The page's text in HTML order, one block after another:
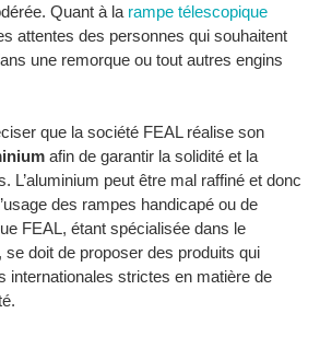
Quant à la rampe télescopique
attentes des personnes qui souhaitent
une remorque ou tout autres engins
que la société FEAL réalise son
afin de garantir la solidité et la
L’aluminium peut être mal raffiné et donc
des rampes handicapé ou de
FEAL, étant spécialisée dans le
doit de proposer des produits qui
internationales strictes en matière de